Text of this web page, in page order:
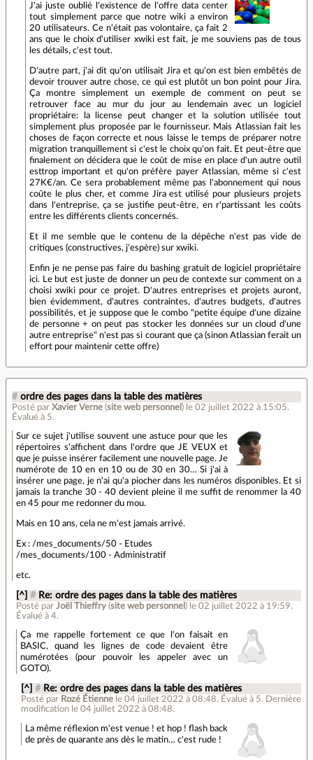
J'ai juste oublié l'existence de l'offre data center
tout simplement parce que notre wiki a environ
20 utilisateurs. Ce n'était pas volontaire, ça fait 2
ans que le choix d'utiliser xwiki est fait, je me souviens pas de tous
les détails, c'est tout.
D'autre part, j'ai dit qu'on utilisait Jira et qu'on est bien embêtés de
devoir trouver autre chose, ce qui est plutôt un bon point pour Jira.
Ça montre simplement un exemple de comment on peut se
retrouver face au mur du jour au lendemain avec un logiciel
propriétaire: la license peut changer et la solution utilisée tout
simplement plus proposée par le fournisseur. Mais Atlassian fait les
choses de façon correcte et nous laisse le temps de préparer notre
migration tranquillement si c'est le choix qu'on fait. Et peut-être que
finalement on décidera que le coût de mise en place d'un autre outil
esttrop important et qu'on préfère payer Atlassian, même si c'est
27K€/an. Ce sera probablement même pas l'abonnement qui nous
coûte le plus cher, et comme Jira est utilisé pour plusieurs projets
dans l'entreprise, ça se justifie peut-être, en r'partissant les coûts
entre les différents clients concernés.
Et il me semble que le contenu de la dépêche n'est pas vide de
critiques (constructives, j'espère) sur xwiki.
Enfin je ne pense pas faire du bashing gratuit de logiciel propriétaire
ici. Le but est juste de donner un peu de contexte sur comment on a
choisi xwiki pour ce projet. D'autres entreprises et projets auront,
bien évidemment, d'autres contraintes, d'autres budgets, d'autres
possibilités, et je suppose que le combo "petite équipe d'une dizaine
de personne + on peut pas stocker les données sur un cloud d'une
autre entreprise" n'est pas si courant que ça (sinon Atlassian ferait un
effort pour maintenir cette offre)
# ordre des pages dans la table des matières
Posté par Xavier Verne (site web personnel ) le 02 juillet 2022 à 15:05.
Évalué à 5.
Sur ce sujet j'utilise souvent une astuce pour que les
répertoires s'affichent dans l'ordre que JE VEUX et
que je puisse insérer facilement une nouvelle page. Je
numérote de 10 en en 10 ou de 30 en 30… Si j'ai à
insérer une page, je n'ai qu'a piocher dans les numéros disponibles. Et si
jamais la tranche 30 - 40 devient pleine il me suffit de renommer la 40
en 45 pour me redonner du mou.
Mais en 10 ans, cela ne m'est jamais arrivé.
Ex : /mes_documents/50 - Etudes
/mes_documents/100 - Administratif
etc.
[^] # Re: ordre des pages dans la table des matières
Posté parJoël Thieffry (site web personnel ) le 02 juillet 2022 à 19:59.
Évalué à4.
Ça me rappelle fortement ce que l'on faisait en
BASIC, quand les lignes de code devaient être
numérotées (pour pouvoir les appeler avec un
GOTO).
[^] # Re: ordre des pages dans la table des matières
Posté par Rozé Étienne le 04 juillet 2022 à 08:48. Évalué à 5. Dernière
modification le 04 juillet 2022 à 08:48.
La même réflexion m'est venue ! et hop ! flash back
de près de quarante ans dès le matin… c'est rude !